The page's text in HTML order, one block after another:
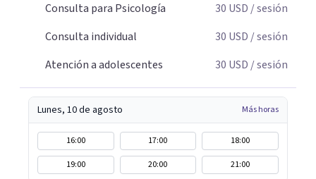
Consulta para Psicología
30 USD / sesión
Consulta individual
30 USD / sesión
Atención a adolescentes
30 USD / sesión
Lunes, 10 de agosto Más horas
16:00 17:00
18:00
19:00
20:00 21:00